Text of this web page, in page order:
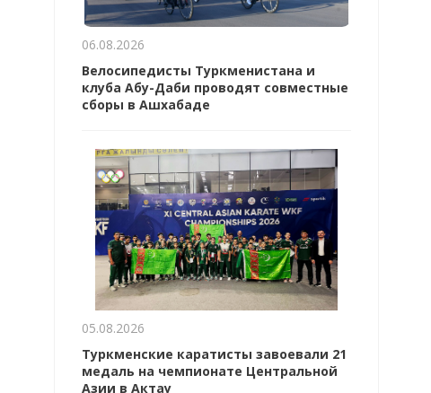
06.08.2026
Велосипедисты Туркменистана и
клуба Абу-Даби проводят совместные
сборы в Ашхабаде
05.08.2026
Туркменские каратисты завоевали 21
медаль на чемпионате Центральной
Азии в Актау